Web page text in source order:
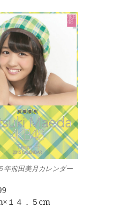
年前田美月カレンダー
１４．５cm